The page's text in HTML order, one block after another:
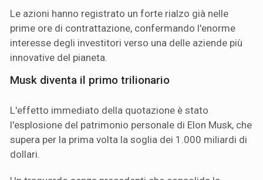
Le azioni hanno registrato un forte rialzo già nelle
prime ore di contrattazione, confermando l'enorme
interesse degli investitori verso una delle aziende più
innovative del pianeta.
Musk diventa il primo trilionario
L'effetto immediato della quotazione è stato
l'esplosione del patrimonio personale di Elon Musk, che
supera per la prima volta la soglia dei 1.000 miliardi di
dollari.